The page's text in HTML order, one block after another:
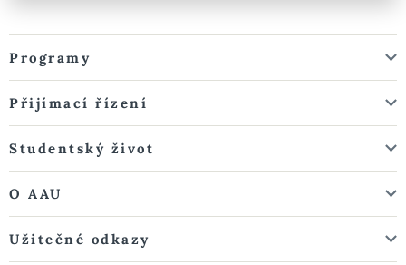
Programy
Přijímací řízení
Studentský život
O AAU
Užitečné odkazy